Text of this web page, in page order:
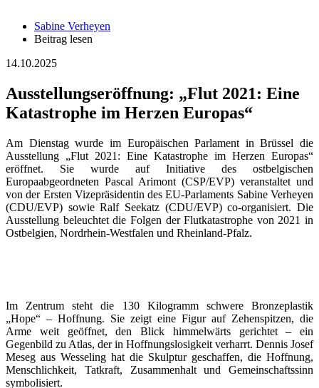
Sabine Verheyen
Beitrag lesen
14.10.2025
Ausstellungseröffnung: „Flut 2021: Eine
Katastrophe im Herzen Europas“
Am Dienstag wurde im Europäischen Parlament in Brüssel die
Ausstellung „Flut 2021: Eine Katastrophe im Herzen Europas“
eröffnet. Sie wurde auf Initiative des ostbelgischen
Europaabgeordneten Pascal Arimont (CSP/EVP) veranstaltet und
von der Ersten Vizepräsidentin des EU-Parlaments Sabine Verheyen
(CDU/EVP) sowie Ralf Seekatz (CDU/EVP) co-organisiert. Die
Ausstellung beleuchtet die Folgen der Flutkatastrophe von 2021 in
Ostbelgien, Nordrhein-Westfalen und Rheinland-Pfalz.
Im Zentrum steht die 130 Kilogramm schwere Bronzeplastik
„Hope“ – Hoffnung. Sie zeigt eine Figur auf Zehenspitzen, die
Arme weit geöffnet, den Blick himmelwärts gerichtet – ein
Gegenbild zu Atlas, der in Hoffnungslosigkeit verharrt. Dennis Josef
Meseg aus Wesseling hat die Skulptur geschaffen, die Hoffnung,
Menschlichkeit, Tatkraft, Zusammenhalt und Gemeinschaftssinn
symbolisiert.